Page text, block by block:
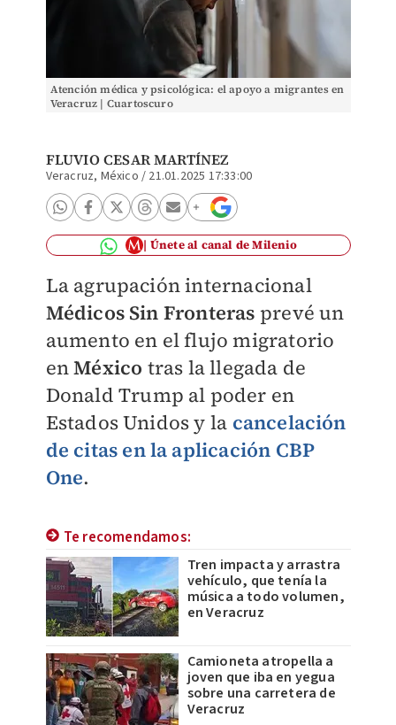
Atención médica y psicológica: el apoyo a migrantes en
Veracruz | Cuartoscuro
FLUVIO CESAR MARTÍNEZ
Veracruz, México / 21.01.2025 17:33:00
Únete al canal de Milenio
La agrupación internacional
Médicos Sin Fronteras prevé un
aumento en el flujo migratorio
enMéxico tras la llegada de
Donald Trump al poder en
Estados Unidos y la cancelación
de citas en la aplicación CBP
One.
Te recomendamos:
Tren impacta y arrastra
vehículo, que tenía la
música a todo volumen,
en Veracruz
Camioneta atropella a
joven que iba en yegua
sobre una carretera de
Veracruz